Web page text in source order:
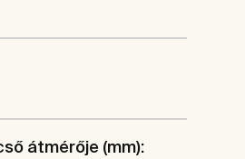
átmérője (mm):